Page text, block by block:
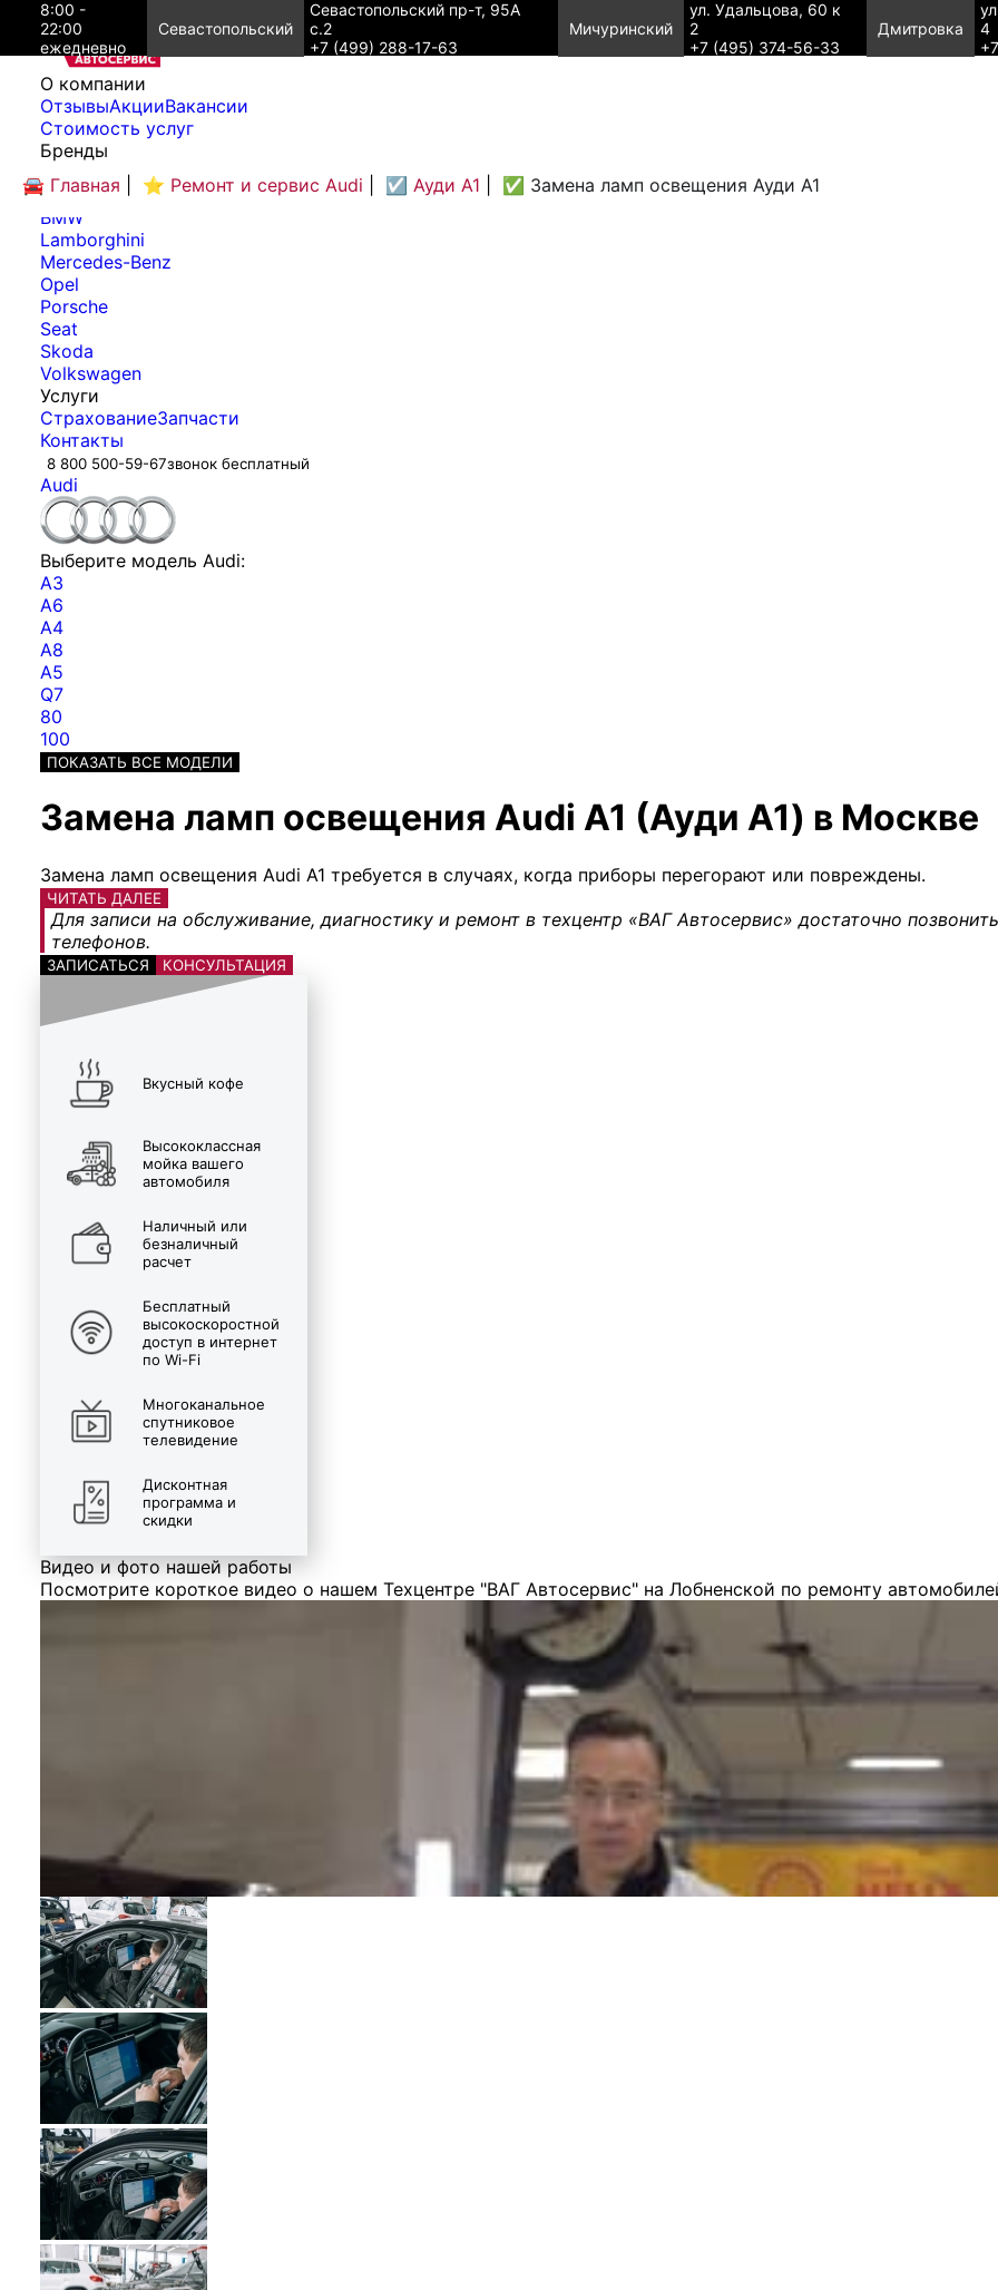
8:00 -
22:00
ежедневно
Севастопольский
Севастопольский пр-т, 95А
с.2
+7 (499) 288-17-63
Мичуринский
ул. Удальцова, 60 к
2
+7 (495) 374-56-33
Дмитровка
4
O компании
ОтзывыАкцииВакансии
Cтоимость услуг
Бренды
Audi
Bentley
BMW
Lamborghini
Mercedes-Benz
Opel
Porsche
Seat
Skoda
Volkswagen
Услуги
СтрахованиеЗапчасти
Контакты
8 800 500-59-67звонок бесплатный
🚘 Главная ⭐ Ремонт и сервис Audi ☑️ Ауди А1 ✅ Замена ламп освещения Ауди А1
Audi
Выберите модель Audi:
A3
A6
A4
A8
A5
Q7
80
100
ПОКАЗАТЬ ВСЕ МОДЕЛИ
Замена ламп освещения Audi A1 (Ауди А1) в Москве
Замена ламп освещения Audi A1 требуется в случаях, когда приборы перегорают или повреждены.
ЧИТАТЬ ДАЛЕЕ
Для записи на обслуживание, диагностику и ремонт в техцентр «ВАГ Автосервис» достаточно
телефонов.
ЗАПИСАТЬСЯ КОНСУЛЬТАЦИЯ
Вкусный кофе
Высококлассная
мойка вашего
автомобиля
Наличный или
безналичный
расчет
Бесплатный
высокоскоростной
доступ в интернет
по Wi-Fi
Многоканальное
спутниковое
телевидение
Дисконтная
программа и
скидки
Видео и фото нашей работы
Посмотрите короткое видео о нашем Техцентре "ВАГ Автосервис" на Лобненской по ремонту